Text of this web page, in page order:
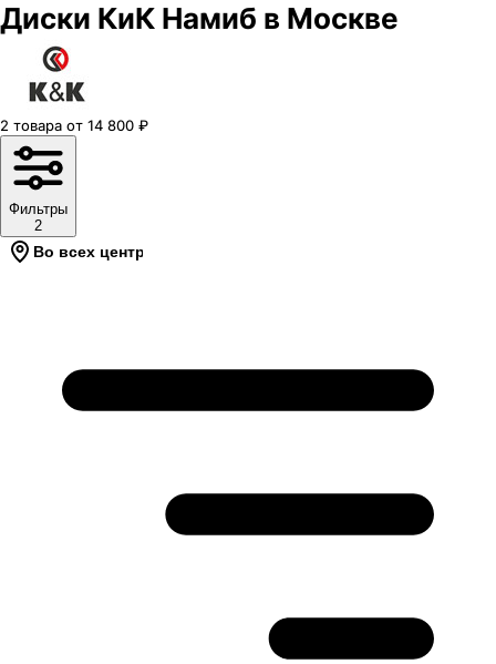
Диски КиК Намиб в Москве
2 товара от 14 800 ₽
Фильтры
2
Во всех центрах